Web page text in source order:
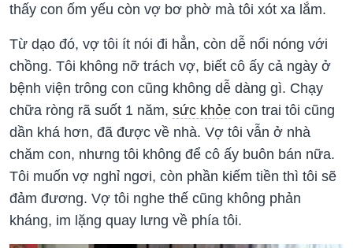
thấy con ốm yếu còn vợ bơ phờ mà tôi xót xa lắm.
Từ dạo đó, vợ tôi ít nói đi hẳn, còn dễ nổi nóng với
chồng. Tôi không nỡ trách vợ, biết cô ấy cả ngày ở
bệnh viện trông con cũng không dễ dàng gì. Chạy
chữa ròng rã suốt 1 năm, sức khỏe con trai tôi cũng
dần khá hơn, đã được về nhà. Vợ tôi vẫn ở nhà
chăm con, nhưng tôi không để cô ấy buôn bán nữa.
Tôi muốn vợ nghỉ ngơi, còn phần kiếm tiền thì tôi sẽ
đảm đương. Vợ tôi nghe thế cũng không phản
kháng, im lặng quay lưng về phía tôi.